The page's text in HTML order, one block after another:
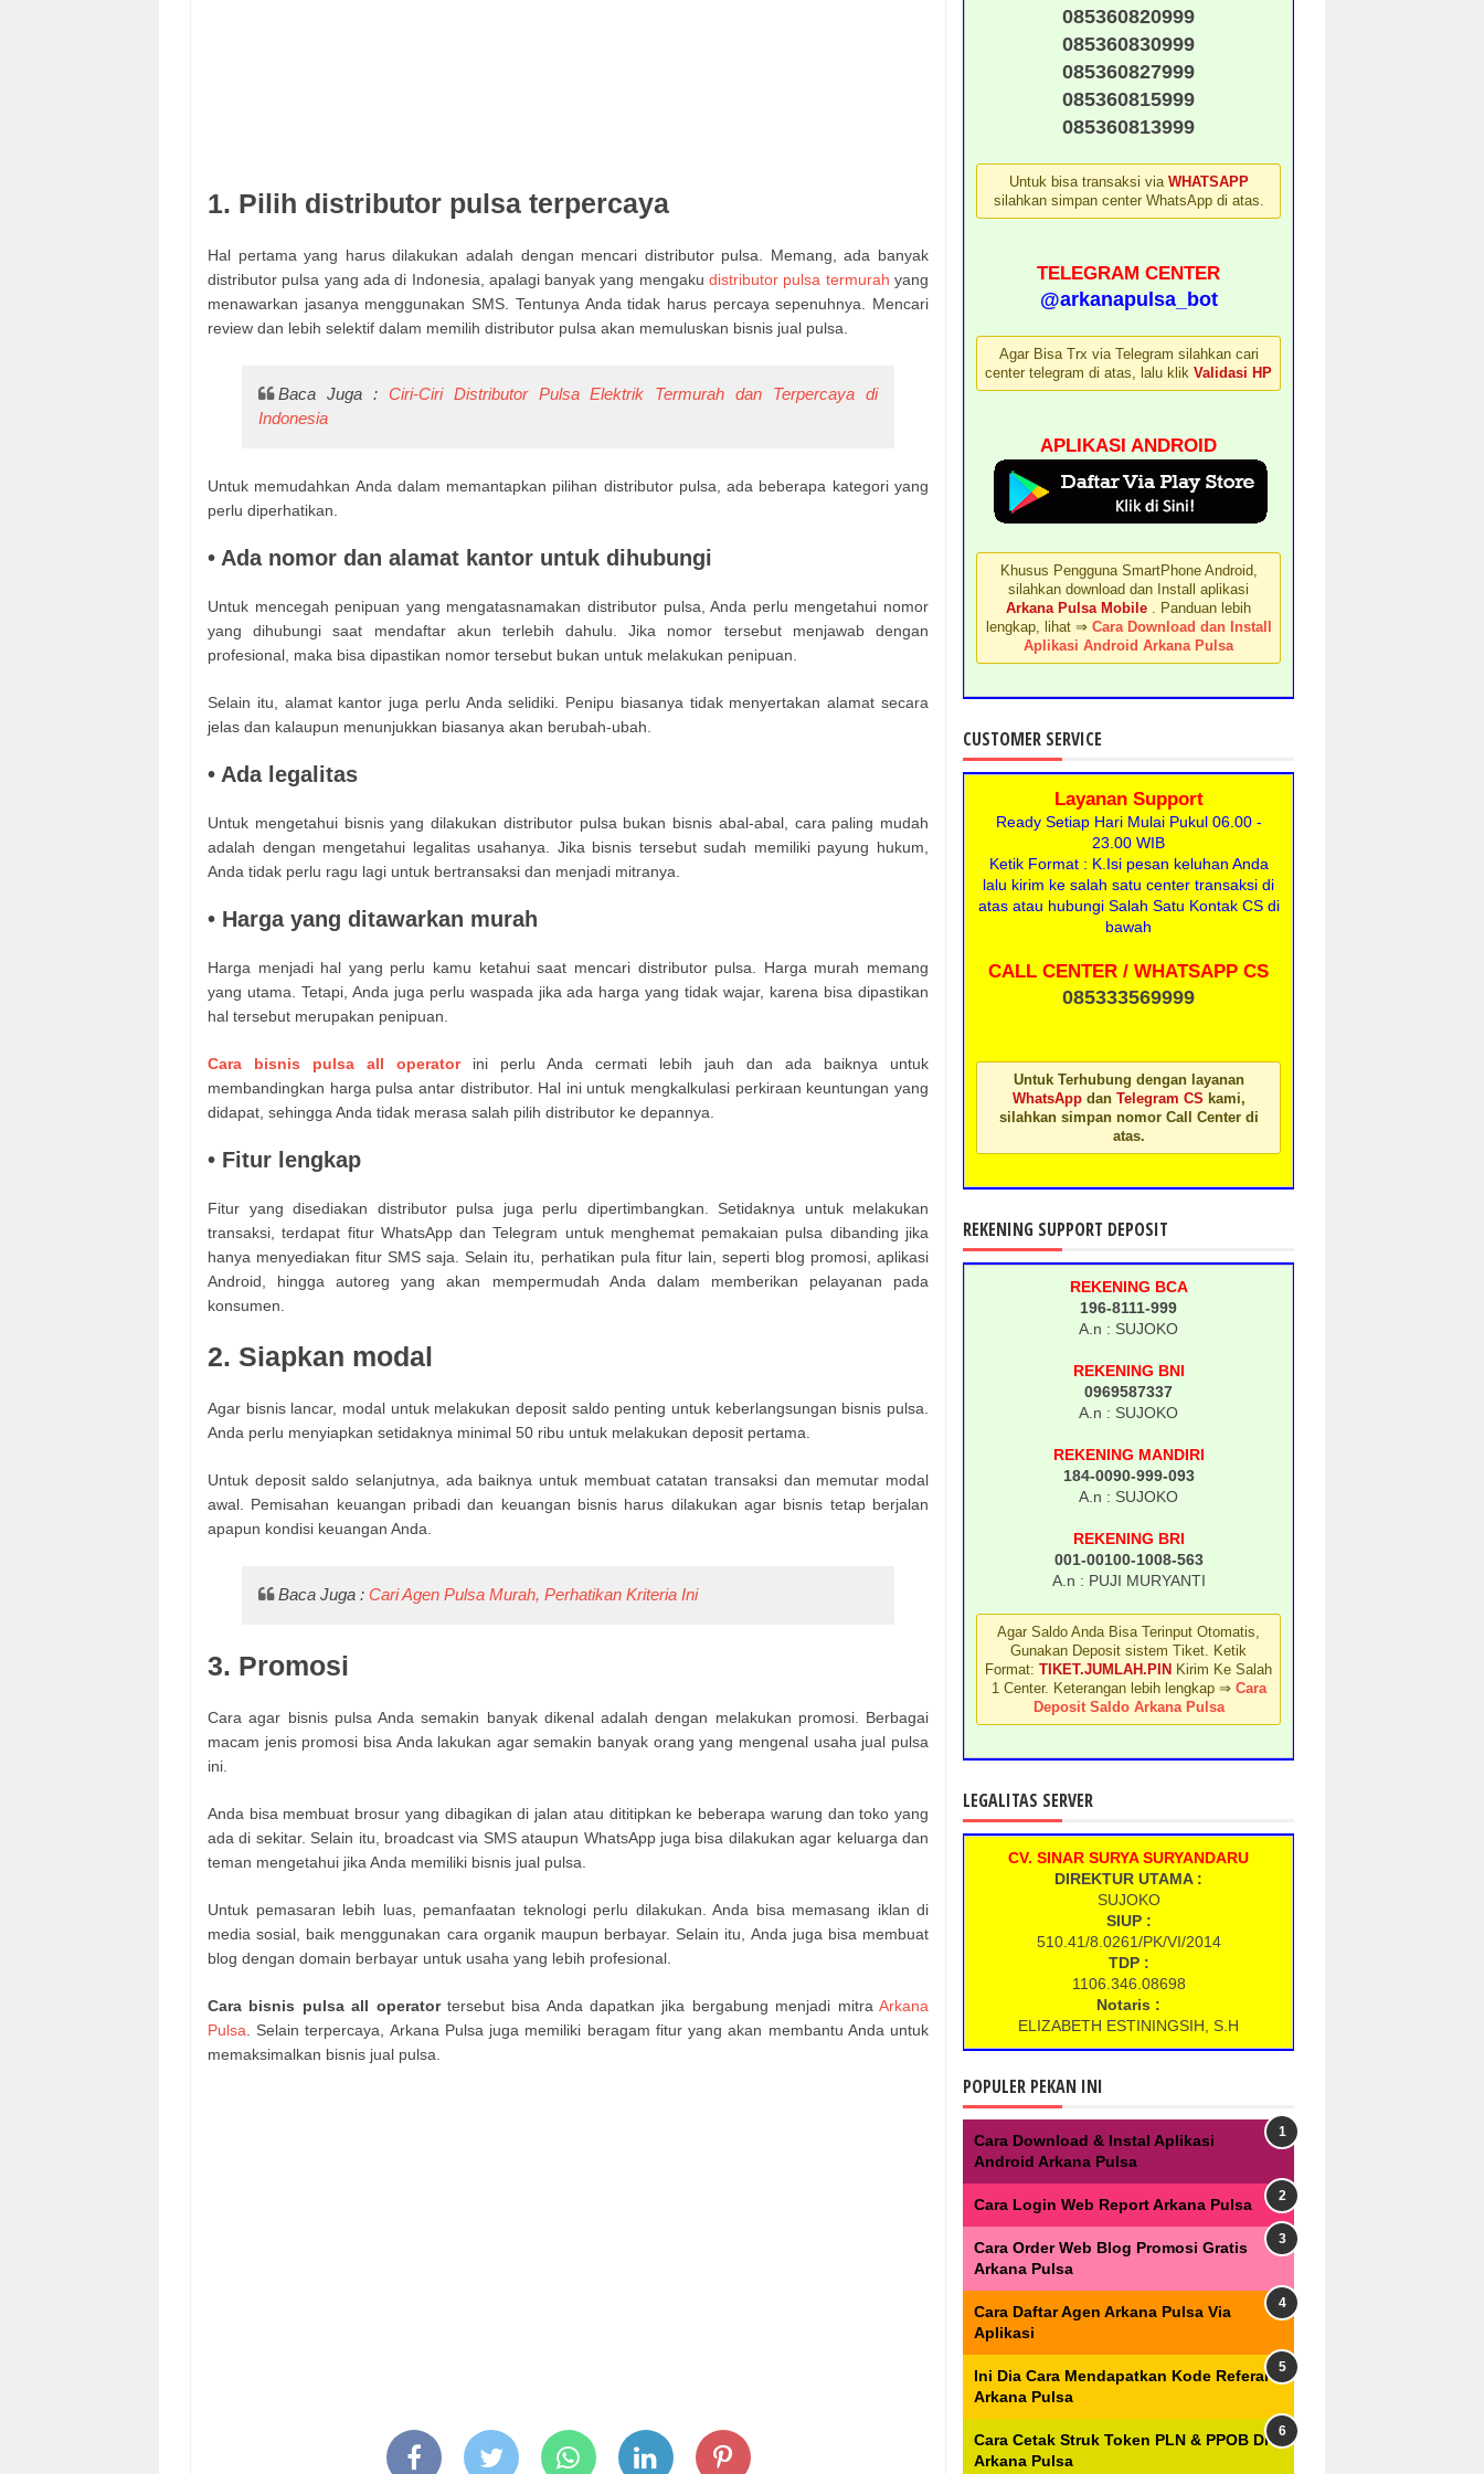
1. Pilih distributor pulsa terpercaya
Hal pertama yang harus dilakukan adalah dengan mencari distributor pulsa. Memang, ada banyak
distributor pulsa yang ada di Indonesia, apalagi banyak yang mengakudistributor pulsa termurah yang
menawarkan jasanya menggunakan SMS. Tentunya Anda tidak harus percaya sepenuhnya. Mencari
review dan lebih selektif dalam memilih distributor pulsa akan memuluskan bisnis jual pulsa.
Baca Juga : Ciri-Ciri Distributor Pulsa Elektrik Termurah dan Terpercaya di
Indonesia
Untuk memudahkan Anda dalam memantapkan pilihan distributor pulsa, ada beberapa kategori yang
perlu diperhatikan.
• Ada nomor dan alamat kantor untuk dihubungi
Untuk mencegah penipuan yang mengatasnamakan distributor pulsa, Anda perlu mengetahui nomor
yang dihubungi saat mendaftar akun terlebih dahulu. Jika nomor tersebut menjawab dengan
profesional, maka bisa dipastikan nomor tersebut bukan untuk melakukan penipuan.
Selain itu, alamat kantor juga perlu Anda selidiki. Penipu biasanya tidak menyertakan alamat secara
jelas dan kalaupun menunjukkan biasanya akan berubah-ubah.
• Ada legalitas
Untuk mengetahui bisnis yang dilakukan distributor pulsa bukan bisnis abal-abal, cara paling mudah
adalah dengan mengetahui legalitas usahanya. Jika bisnis tersebut sudah memiliki payung hukum,
Anda tidak perlu ragu lagi untuk bertransaksi dan menjadi mitranya.
• Harga yang ditawarkan murah
Harga menjadi hal yang perlu kamu ketahui saat mencari distributor pulsa. Harga murah memang
yang utama. Tetapi, Anda juga perlu waspada jika ada harga yang tidak wajar, karena bisa dipastikan
hal tersebut merupakan penipuan.
Cara bisnis pulsa all operatorini perlu Anda cermati lebih jauh dan ada baiknya untuk
membandingkan harga pulsa antar distributor. Hal ini untuk mengkalkulasi perkiraan keuntungan yang
didapat, sehingga Anda tidak merasa salah pilih distributor ke depannya.
• Fitur lengkap
Fitur yang disediakan distributor pulsa juga perlu dipertimbangkan. Setidaknya untuk melakukan
transaksi, terdapat fitur WhatsApp dan Telegram untuk menghemat pemakaian pulsa dibanding jika
hanya menyediakan fitur SMS saja. Selain itu, perhatikan pula fitur lain, seperti blog promosi, aplikasi
Android, hingga autoreg yang akan mempermudah Anda dalam memberikan pelayanan pada
konsumen.
2. Siapkan modal
Agar bisnis lancar, modal untuk melakukan deposit saldo penting untuk keberlangsungan bisnis pulsa.
Anda perlu menyiapkan setidaknya minimal 50 ribu untuk melakukan deposit pertama.
Untuk deposit saldo selanjutnya, ada baiknya untuk membuat catatan transaksi dan memutar modal
awal. Pemisahan keuangan pribadi dan keuangan bisnis harus dilakukan agar bisnis tetap berjalan
apapun kondisi keuangan Anda.
Baca Juga :Cari Agen Pulsa Murah, Perhatikan Kriteria Ini
3. Promosi
Cara agar bisnis pulsa Anda semakin banyak dikenal adalah dengan melakukan promosi. Berbagai
macam jenis promosi bisa Anda lakukan agar semakin banyak orang yang mengenal usaha jual pulsa
ini.
Anda bisa membuat brosur yang dibagikan di jalan atau dititipkan ke beberapa warung dan toko yang
ada di sekitar. Selain itu, broadcast via SMS ataupun WhatsApp juga bisa dilakukan agar keluarga dan
teman mengetahui jika Anda memiliki bisnis jual pulsa.
Untuk pemasaran lebih luas, pemanfaatan teknologi perlu dilakukan. Anda bisa memasang iklan di
media sosial, baik menggunakan cara organik maupun berbayar. Selain itu, Anda juga bisa membuat
blog dengan domain berbayar untuk usaha yang lebih profesional.
Cara bisnis pulsa all operatortersebut bisa Anda dapatkan jika bergabung menjadi mitraArkana
Pulsa . Selain terpercaya, Arkana Pulsa juga memiliki beragam fitur yang akan membantu Anda untuk
memaksimalkan bisnis jual pulsa.
085360820999
085360830999
085360827999
085360815999
085360813999
Untuk bisa transaksi via WHATSAPP
silahkan simpan center WhatsApp di atas.
TELEGRAM CENTER
@arkanapulsa_bot
Agar Bisa Trx via Telegram silahkan cari
center telegram di atas, lalu klik Validasi HP
APLIKASI ANDROID
Khusus Pengguna SmartPhone Android,
silahkan download dan Install aplikasi
Arkana Pulsa Mobile
. Panduan lebih
lengkap, lihat ⇒ Cara Download dan Install
Aplikasi Android Arkana Pulsa
CUSTOMER SERVICE
Layanan Support
Ready Setiap Hari Mulai Pukul 06.00 -
23.00 WIB
Ketik Format : K.Isi pesan keluhan Anda
lalu kirim ke salah satu center transaksi di
atas atau hubungi Salah Satu Kontak CS di
bawah
CALL CENTER / WHATSAPP CS
085333569999
Untuk Terhubung dengan layanan
WhatsApp dan Telegram CS kami,
silahkan simpan nomor Call Center di
atas.
REKENING SUPPORT DEPOSIT
REKENING BCA
196-8111-999
A.n : SUJOKO
REKENING BNI
0969587337
A.n : SUJOKO
REKENING MANDIRI
184-0090-999-093
A.n : SUJOKO
REKENING BRI
001-00100-1008-563
A.n : PUJI MURYANTI
Agar Saldo Anda Bisa Terinput Otomatis,
Gunakan Deposit sistem Tiket. Ketik
Format: TIKET.JUMLAH.PIN Kirim Ke Salah
1 Center. Keterangan lebih lengkap ⇒ Cara
Deposit Saldo Arkana Pulsa
LEGALITAS SERVER
CV. SINAR SURYA SURYANDARU
DIREKTUR UTAMA :
SUJOKO
SIUP :
510.41/8.0261/PK/VI/2014
TDP :
1106.346.08698
Notaris :
ELIZABETH ESTININGSIH, S.H
POPULER PEKAN INI
Cara Download & Instal Aplikasi
Android Arkana Pulsa
Cara Login Web Report Arkana Pulsa
Cara Order Web Blog Promosi Gratis
Arkana Pulsa
Cara Daftar Agen Arkana Pulsa Via
Aplikasi
Ini Dia Cara Mendapatkan Kode Referal
Arkana Pulsa
Cara Cetak Struk Token PLN & PPOB Di
Arkana Pulsa